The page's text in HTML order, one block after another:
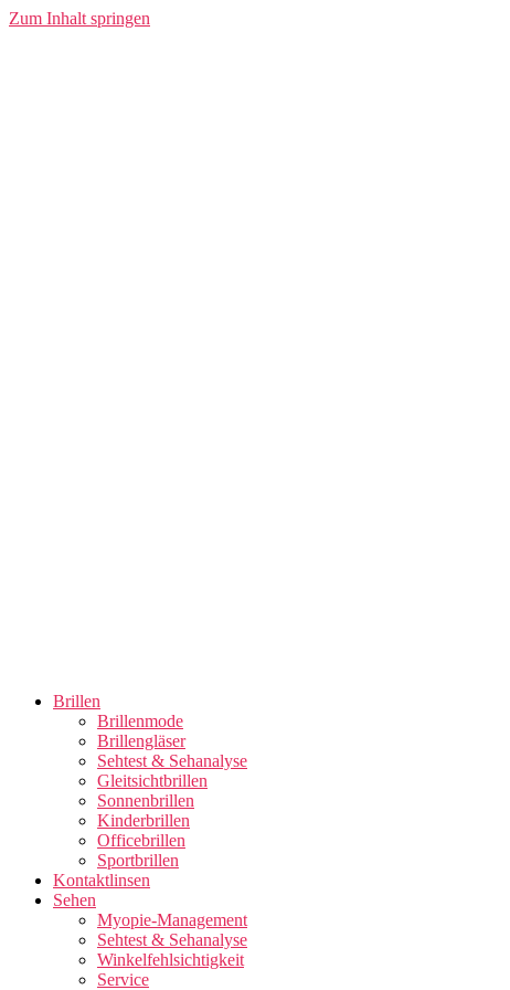
Zum Inhalt springen
Brillen
Brillenmode
Brillengläser
Sehtest & Sehanalyse
Gleitsichtbrillen
Sonnenbrillen
Kinderbrillen
Officebrillen
Sportbrillen
Kontaktlinsen
Sehen
Myopie-Management
Sehtest & Sehanalyse
Winkelfehlsichtigkeit
Service